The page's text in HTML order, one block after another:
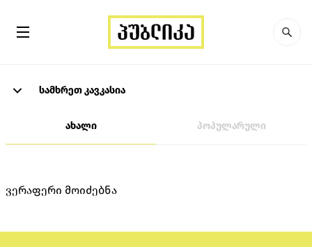
სამხრეთ კავკასია
ახალი პოპულარული
ვერაფერი მოიძებნა